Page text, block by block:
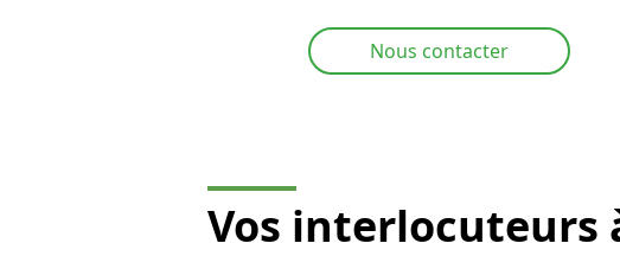
Nous contacter
Vos interlocuteurs